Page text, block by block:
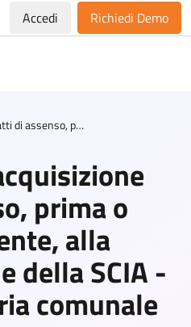
Accedi Richiedi Demo
Richiesta di acquisizione atti di assenso, prima o contestualmente, alla presentazione della SCIA - Per l'istruttoria comunale
prima o
alla
della SCIA -
comunale